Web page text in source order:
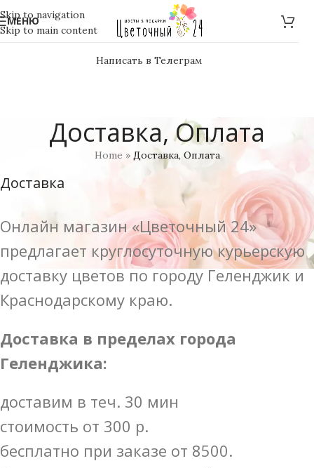
Skip to navigation
Skip to main content
МЕНЮ
Написать в Телеграм
Доставка, Оплата
Home » Доставка, Оплата
Доставка
Онлайн магазин «Цветочный 24»
предлагает круглосуточную курьерскую
доставку цветов по городу Геленджик и
Краснодарскому краю.
Доставка в пределах города
Геленджика:
доставим в теч. 30 мин
стоимость от 300 р.
бесплатно при заказе от 8500.